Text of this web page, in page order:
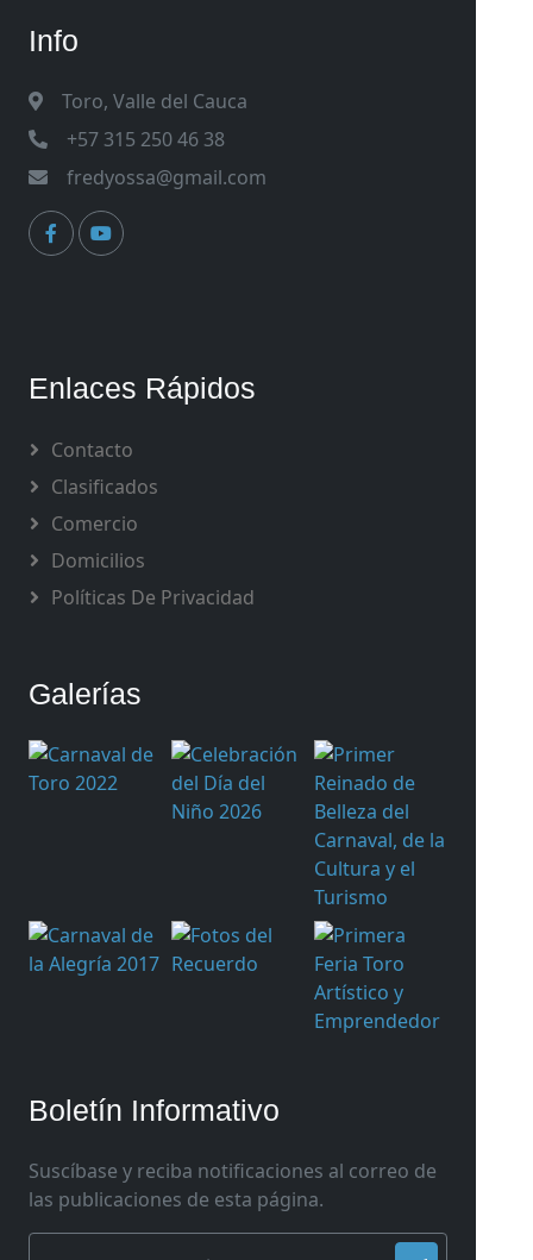
Info
Toro, Valle del Cauca
+57 315 250 46 38
fredyossa@gmail.com
Enlaces Rápidos
Contacto
Clasificados
Comercio
Domicilios
Políticas De Privacidad
Galerías
Boletín Informativo
Suscíbase y reciba notificaciones al correo de
las publicaciones de esta página.